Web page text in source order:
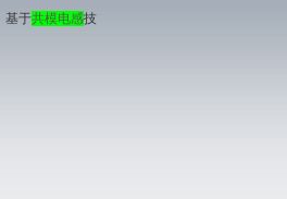
基于共模电感技